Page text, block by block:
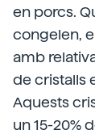
en porcs.
congelen,
amb
de cristalls
Aquests
un 15-20%